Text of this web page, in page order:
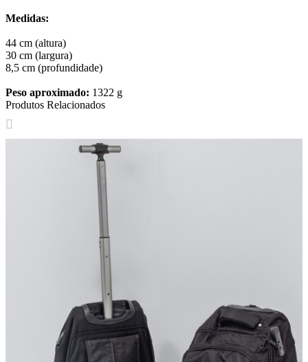
Medidas:
44 cm (altura)
30 cm (largura)
8,5 cm (profundidade)
Peso aproximado: 1322 g
Produtos Relacionados